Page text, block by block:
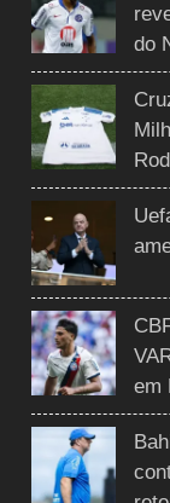
do
em